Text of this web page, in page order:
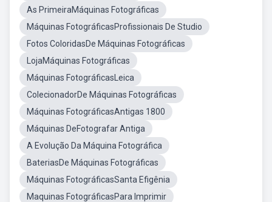
As PrimeiraMáquinas Fotográficas
Máquinas FotográficasProfissionais De Studio
Fotos ColoridasDe Máquinas Fotográficas
LojaMáquinas Fotográficas
Máquinas FotográficasLeica
ColecionadorDe Máquinas Fotográficas
Máquinas FotográficasAntigas 1800
Máquinas DeFotografar Antiga
A Evolução Da Máquina Fotográfica
BateriasDe Máquinas Fotográficas
Máquinas FotográficasSanta Efigênia
Maquinas FotográficasPara Imprimir